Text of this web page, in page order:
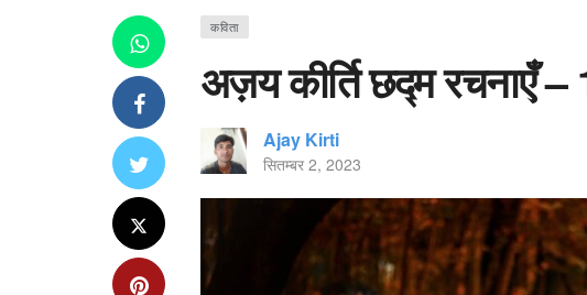
कविता
अज़य कीर्ति छद्म रचनाएँ –
Ajay Kirti
सितम्बर 2, 2023